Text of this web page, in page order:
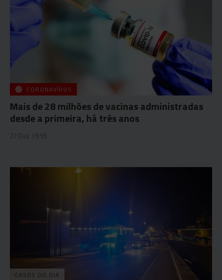
CORONAVÍRUS
Mais de 28 milhões de vacinas administradas
desde a primeira, há três anos
27 Dez 19:59
CASOS DO DIA